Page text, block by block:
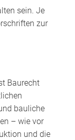
sein. Je
zur
Baurecht
bauliche
– wie vor
und die